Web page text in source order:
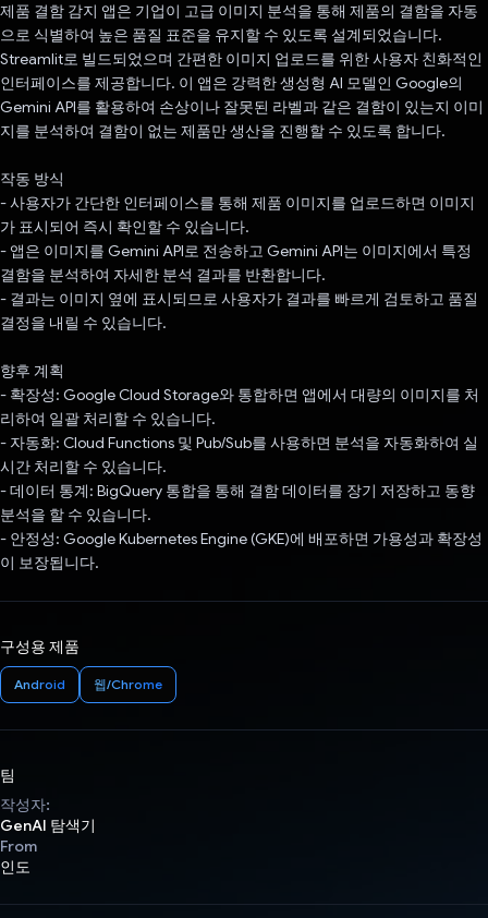
제품 결함 감지 앱은 기업이 고급 이미지 분석을 통해 제품의 결함을 자동
으로 식별하여 높은 품질 표준을 유지할 수 있도록 설계되었습니다.
Streamlit로 빌드되었으며 간편한 이미지 업로드를 위한 사용자 친화적인
인터페이스를 제공합니다. 이 앱은 강력한 생성형 AI 모델인 Google의
Gemini API를 활용하여 손상이나 잘못된 라벨과 같은 결함이 있는지 이미
지를 분석하여 결함이 없는 제품만 생산을 진행할 수 있도록 합니다.
작동 방식
- 사용자가 간단한 인터페이스를 통해 제품 이미지를 업로드하면 이미지
가 표시되어 즉시 확인할 수 있습니다.
- 앱은 이미지를 Gemini API로 전송하고 Gemini API는 이미지에서 특정
결함을 분석하여 자세한 분석 결과를 반환합니다.
- 결과는 이미지 옆에 표시되므로 사용자가 결과를 빠르게 검토하고 품질
결정을 내릴 수 있습니다.
향후 계획
- 확장성: Google Cloud Storage와 통합하면 앱에서 대량의 이미지를 처
리하여 일괄 처리할 수 있습니다.
- 자동화: Cloud Functions 및 Pub/Sub를 사용하면 분석을 자동화하여 실
시간 처리할 수 있습니다.
- 데이터 통계: BigQuery 통합을 통해 결함 데이터를 장기 저장하고 동향
분석을 할 수 있습니다.
- 안정성: Google Kubernetes Engine (GKE)에 배포하면 가용성과 확장성
이 보장됩니다.
구성용 제품
Android 웹/Chrome
팀
작성자:
GenAI 탐색기
From
인도